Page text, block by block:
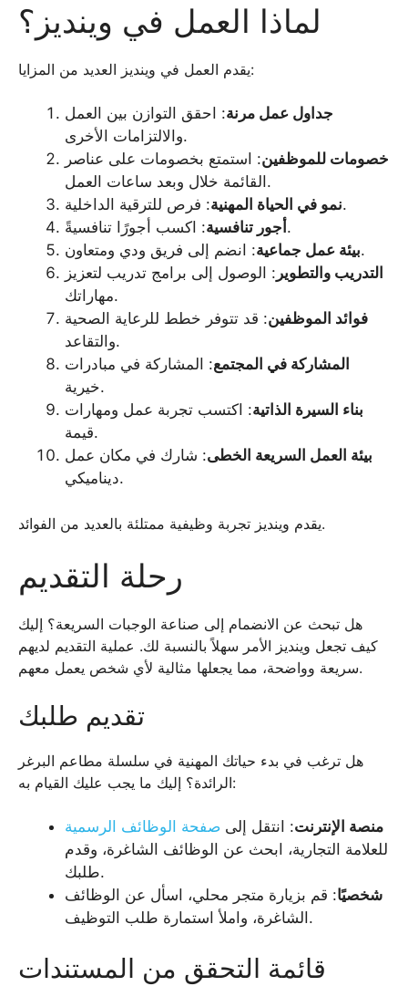
لماذا العمل في وينديز؟
يقدم العمل في وينديز العديد من المزايا:
جداول عمل مرنة: احقق التوازن بين العمل
والالتزامات الأخرى.
خصومات للموظفين: استمتع بخصومات على عناصر
القائمة خلال وبعد ساعات العمل.
نمو في الحياة المهنية: فرص للترقية الداخلية.
أجور تنافسية: اكسب أجورًا تنافسيةً.
بيئة عمل جماعية: انضم إلى فريق ودي ومتعاون.
التدريب والتطوير : الوصول إلى برامج تدريب لتعزيز
مهاراتك.
فوائد الموظفين: قد تتوفر خطط للرعاية الصحية
والتقاعد.
المشاركة في المجتمع: المشاركة في مبادرات
خيرية.
بناء السيرة الذاتية: اكتسب تجربة عمل ومهارات
قيمة.
بيئة العمل السريعة الخطى: شارك في مكان عمل
ديناميكي.
يقدم وينديز تجربة وظيفية ممتلئة بالعديد من الفوائد.
رحلة التقديم
هل تبحث عن الانضمام إلى صناعة الوجبات السريعة؟ إليك
كيف تجعل وينديز الأمر سهلاً بالنسبة لك. عملية التقديم لديهم
سريعة وواضحة، مما يجعلها مثالية لأي شخص يعمل معهم.
تقديم طلبك
هل ترغب في بدء حياتك المهنية في سلسلة مطاعم البرغر
الرائدة؟ إليك ما يجب عليك القيام به:
منصة الإنترنت: انتقل إلى صفحة الوظائف الرسمية
للعلامة التجارية، ابحث عن الوظائف الشاغرة، وقدم
طلبك.
شخصيًا: قم بزيارة متجر محلي، اسأل عن الوظائف
الشاغرة، واملأ استمارة طلب التوظيف.
قائمة التحقق من المستندات